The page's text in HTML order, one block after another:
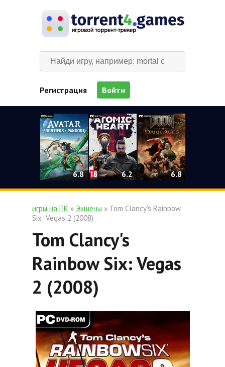
Регистрация Войти
6.8 6.2 6.8
игры на ПК » Экшены » Tom Clancy's Rainbow
Six: Vegas 2 (2008)
Tom Clancy's
Rainbow Six: Vegas
2 (2008)